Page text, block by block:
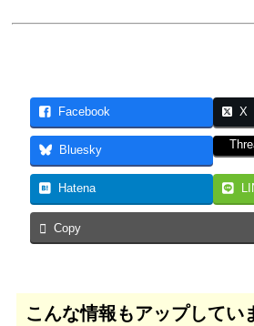
Facebook X
Bluesky
Hatena
Copy
こんな情報もアップしてい